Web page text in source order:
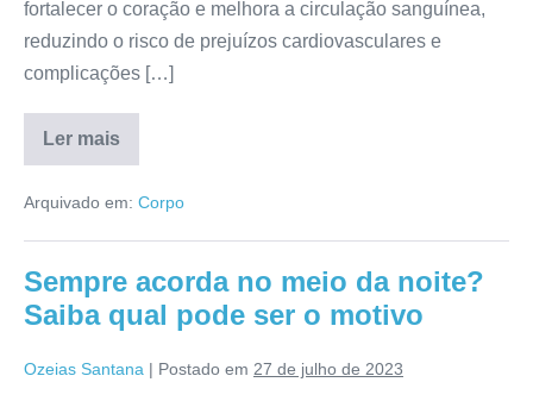
fortalecer o coração e melhora a circulação sanguínea,
reduzindo o risco de prejuízos cardiovasculares e
complicações […]
Ler mais
Benefícios
de
20
por
Arquivado em: Corpo
Sempre acorda no meio da noite?
Saiba qual pode ser o motivo
Ozeias Santana | Postado em 27 de julho de 2023